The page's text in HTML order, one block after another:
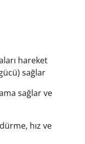
hareket
sağlar
sağlar ve
hız ve